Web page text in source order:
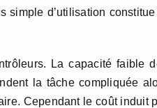
simple d’utilisation
La capacité faible
la tâche compliquée
Cependant le coût induit